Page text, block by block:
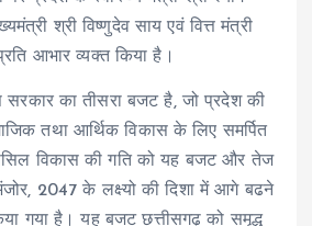
श्री विष्णुदेव साय एवं वित्त मंत्री
आभार व्यक्त किया है।
सरकार का तीसरा बजट है, जो प्रदेश की
तथा आर्थिक विकास के लिए समर्पित
विकास की गति को यह बजट और तेज
2047 के लक्ष्यो की दिशा में आगे बढने
गया है। यह बजट छत्तीसगढ़ को समृद्ध